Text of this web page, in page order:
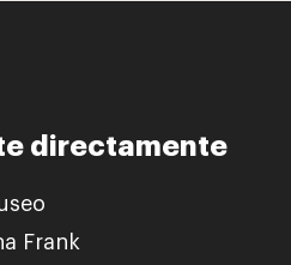
directamente
Frank